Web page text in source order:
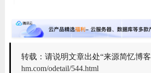
转载：请说明文章出处“来源简忆博
hm.com/odetail/544.html